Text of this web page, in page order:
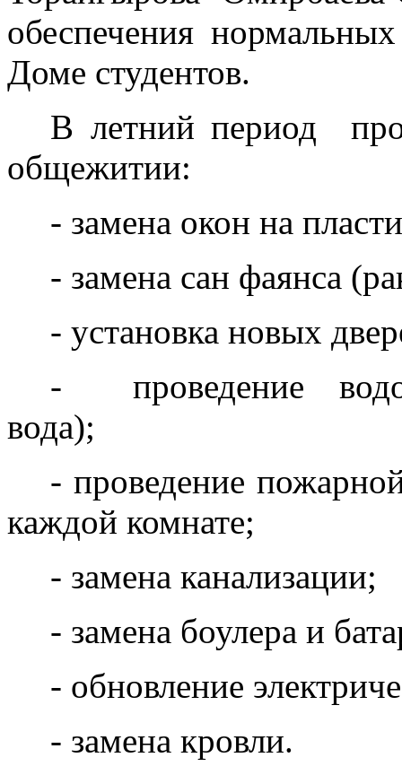
обеспечения
Доме студентов.
В летний период
общежитии:
- замена окон на
- замена сан фаянса
- установка новых
- проведение
вода);
- проведение
каждой комнате;
- замена
- замена боулера и
- обновление
- замена кровли.